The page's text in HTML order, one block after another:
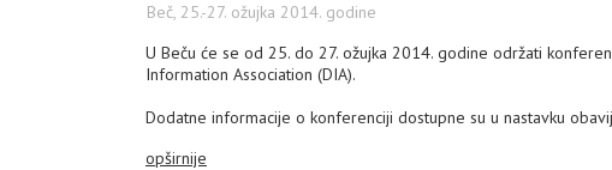
Beč, 25.-27. ožujka 2014. godine
U Beču će se od 25. do 27. ožujka 2014. godine održati
Information Association (DIA).
Dodatne informacije o konferenciji dostupne su u nastavku
opširnije